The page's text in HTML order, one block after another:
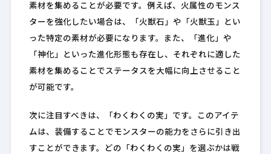
素材を集めることが必要です。例えば、火属性のモンス
ターを強化したい場合は、「火獣石」や「火獣玉」とい
った特定の素材が必要になります。また、「進化」や
「神化」といった進化形態も存在し、それぞれに適した
素材を集めることでステータスを大幅に向上させること
が可能です。
次に注目すべきは、「わくわくの実」です。このアイテ
ムは、装備することでモンスターの能力をさらに引き出
すことができます。どの「わくわくの実」を選ぶかは戦